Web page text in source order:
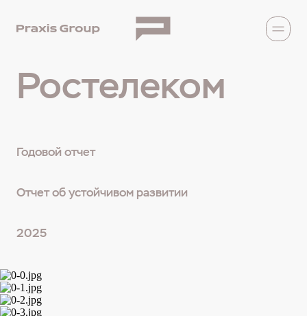
Ростелеком
Годовой отчет
Отчет об устойчивом развитии
2025